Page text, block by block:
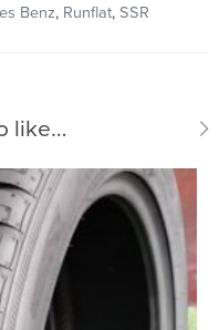
Benz, Runflat, SSR
like…